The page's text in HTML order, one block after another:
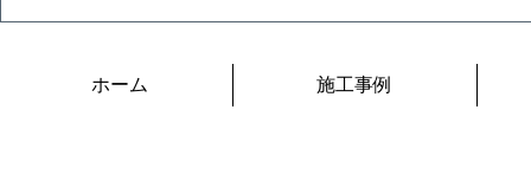
ホーム 施工事例